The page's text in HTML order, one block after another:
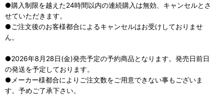
●購入制限を越えた24時間以内の連続購入は無効、キャンセルとさ
せていただきます。
●ご注文後のお客様都合によるキャンセルはお受けしておりませ
ん。
●2026年8月28日(金)発売予定の予約商品となります。発売日前日
の発送を予定しております。
●メーカー様都合によりご注文数をご用意できない事もございま
す。予めご了承下さい。